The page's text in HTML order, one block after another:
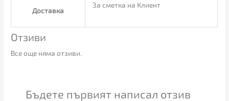
Доставка
За сметка на Клиент
Отзиви
Все още няма отзиви.
Бъдете първият написал отзив